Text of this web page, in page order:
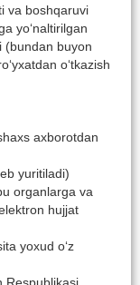
va boshqaruvi
yо‘naltirilgan
(bundan buyon
о‘tkazish
axborotdan
yuritiladi)
organlarga va
hujjat
yoxud о‘z